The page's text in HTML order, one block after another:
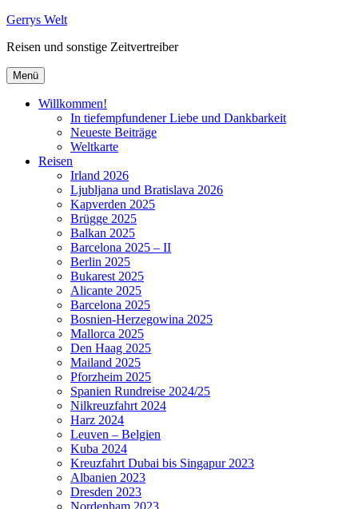
Zum
springen
Gerrys Welt
Reisen und sonstige Zeitvertreiber
Menü
Willkommen!
In tiefempfundener Liebe und Dankbarkeit
Neueste Beiträge
Weltkarte
Reisen
Irland 2026
Ljubljana und Bratislava 2026
Kapverden 2025
Brügge 2025
Balkan 2025
Barcelona 2025 – II
Berlin 2025
Bukarest 2025
Alicante 2025
Barcelona 2025
Bosnien-Herzegowina 2025
Mallorca 2025
Den Haag 2025
Mailand 2025
Pforzheim 2025
Spanien Rundreise 2024/25
Nilkreuzfahrt 2024
Harz 2024
Leuven – Belgien
Kuba 2024
Kreuzfahrt Dubai bis Singapur 2023
Albanien 2023
Dresden 2023
Nordenham 2023